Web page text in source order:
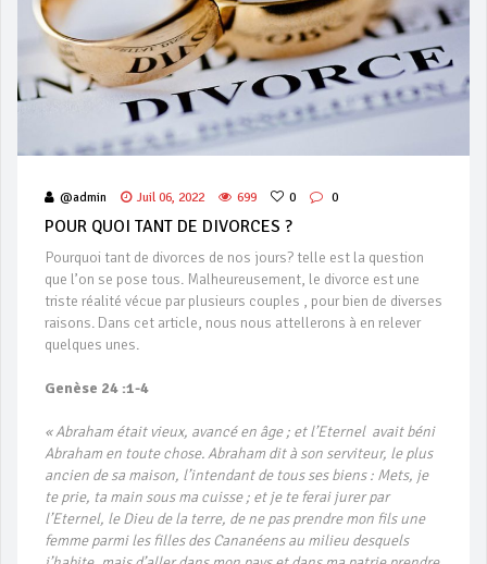
@admin Juil 06, 2022 699 0 0
POUR QUOI TANT DE DIVORCES ?
Pourquoi tant de divorces de nos jours? telle est la question
que l’on se pose tous. Malheureusement, le divorce est une
triste réalité vécue par plusieurs couples , pour bien de diverses
raisons. Dans cet article, nous nous attellerons à en relever
quelques unes.
Genèse 24 :1-4
« Abraham était vieux, avancé en âge ; et l’Eternel avait béni
Abraham en toute chose. Abraham dit à son serviteur, le plus
ancien de sa maison, l’intendant de tous ses biens : Mets, je
te prie, ta main sous ma cuisse ; et je te ferai jurer par
l’Eternel, le Dieu de la terre, de ne pas prendre mon fils une
femme parmi les filles des Cananéens au milieu desquels